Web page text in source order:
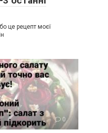
це рецепт моєї
0